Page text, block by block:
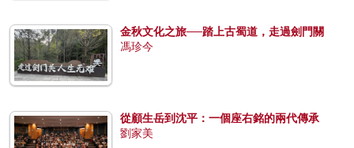
金秋文化之旅──踏上古蜀道，走過劍門關
馮珍今
從顧生岳到沈平：一個座右銘的兩代傳承
劉家美